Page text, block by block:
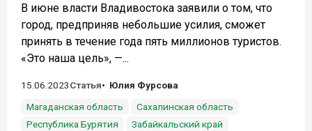
В июне власти Владивостока заявили о том, что
город, предприняв небольшие усилия, сможет
принять в течение года пять миллионов туристов.
«Это наша цель», —...
15.06.2023Статья
Юлия Фурсова
Магаданская область
Сахалинская область
Республика Бурятия
Забайкальский край